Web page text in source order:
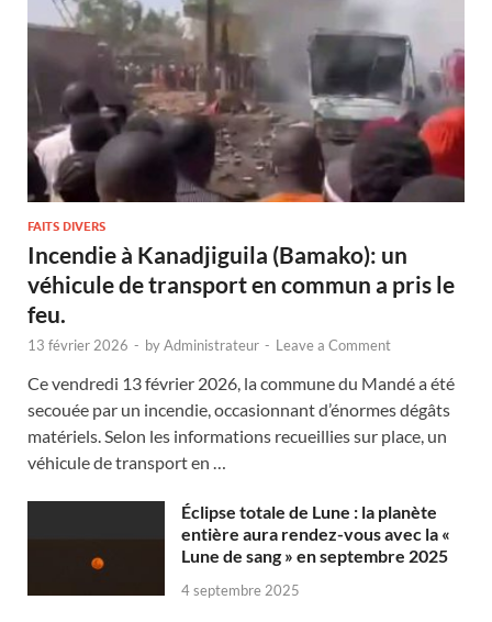
FAITS DIVERS
Incendie à Kanadjiguila (Bamako): un
véhicule de transport en commun a pris le
feu.
13 février 2026 - byAdministrateur - Leave a Comment
Ce vendredi 13 février 2026, la commune du Mandé a été
secouée par un incendie, occasionnant d’énormes dégâts
matériels. Selon les informations recueillies sur place, un
véhicule de transport en …
Éclipse totale de Lune : la planète
entière aura rendez-vous avec la «
Lune de sang » en septembre 2025
4 septembre 2025